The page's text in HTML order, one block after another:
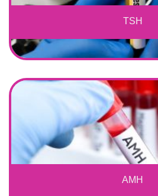
TSH
AMH